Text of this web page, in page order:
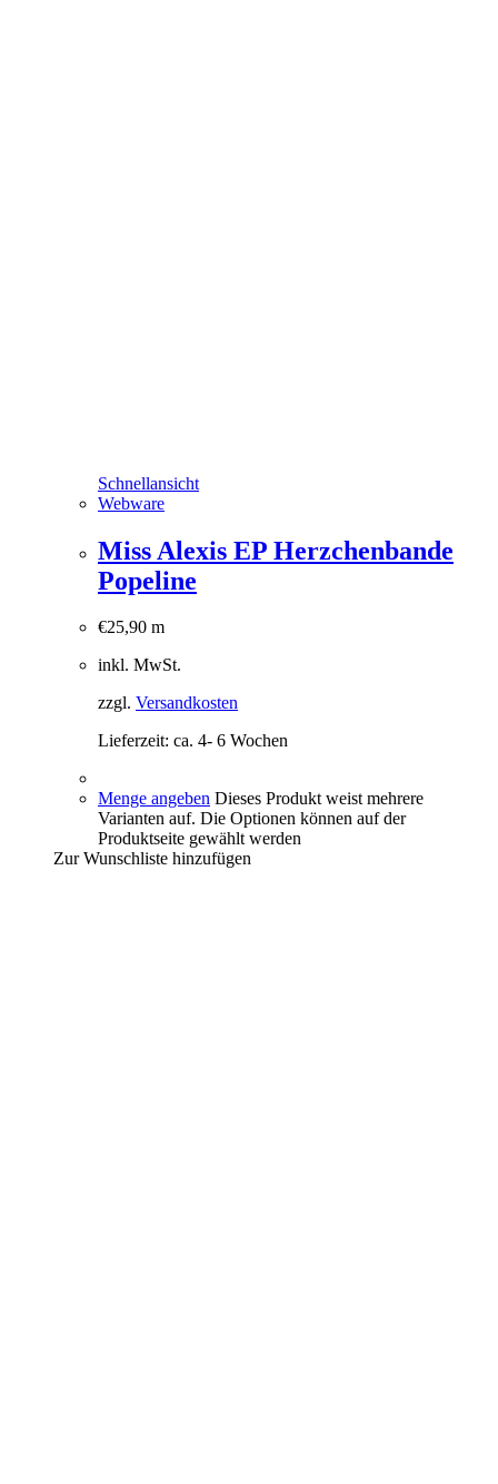
Schnellansicht
Webware
Miss Alexis EP Herzchenbande
Popeline
€25,90 m
inkl. MwSt.
zzgl. Versandkosten
Lieferzeit: ca. 4- 6 Wochen
Menge angeben Dieses Produkt weist mehrere
Varianten auf. Die Optionen können auf der
Produktseite gewählt werden
Zur Wunschliste hinzufügen